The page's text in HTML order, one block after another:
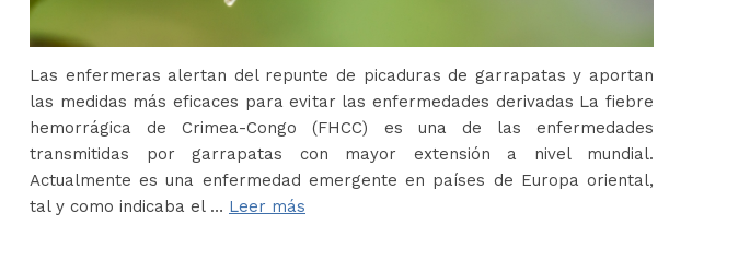
Las enfermeras alertan del repunte de picaduras de garrapatas y aportan
las medidas más eficaces para evitar las enfermedades derivadas La fiebre
hemorrágica de Crimea-Congo (FHCC) es una de las enfermedades
transmitidas por garrapatas con mayor extensión a nivel mundial.
Actualmente es una enfermedad emergente en países de Europa oriental,
tal y como indicaba el … Leer más